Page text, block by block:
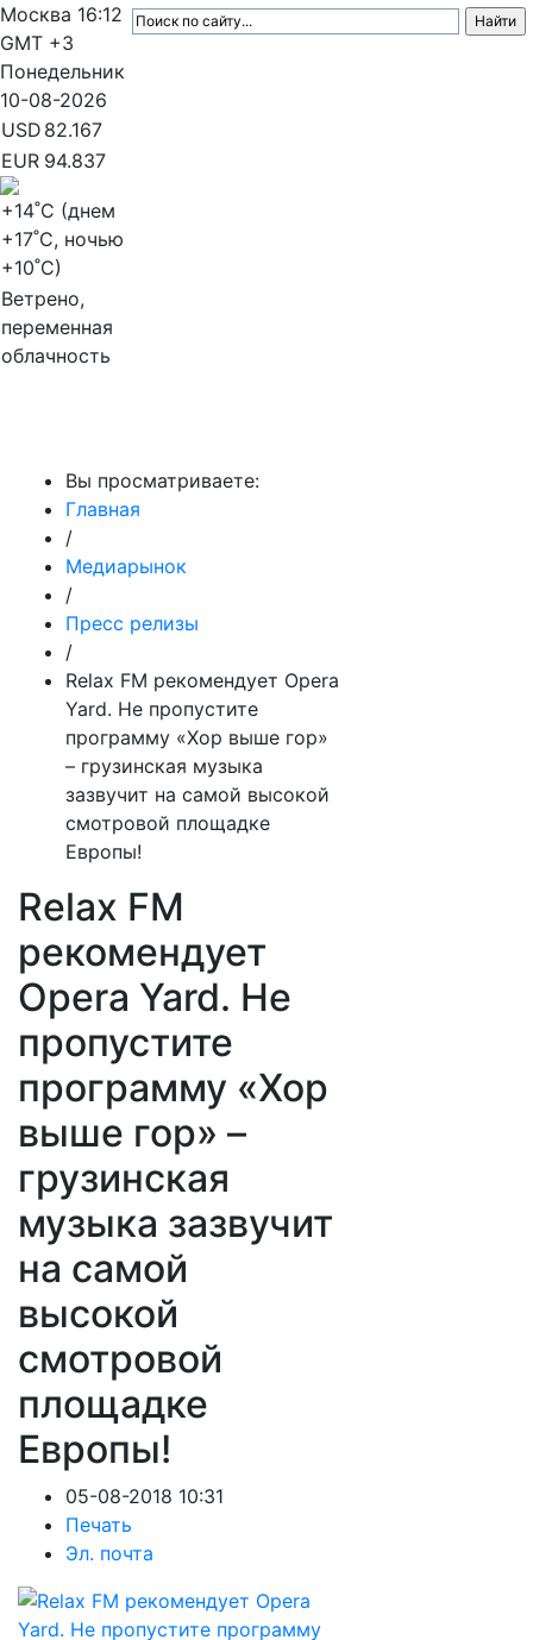
Москва 16:12
GMT +3
Понедельник
10-08-2026
USD 82.167
EUR 94.837
+14˚C (днем
+17˚C, ночью
+10˚C)
Ветрено,
переменная
облачность
Вы просматриваете:
Главная
/
Медиарынок
/
Пресс релизы
/
Relax FM рекомендует Opera
Yard. Не пропустите
программу «Хор выше гор»
– грузинская музыка
зазвучит на самой высокой
смотровой площадке
Европы!
Relax FM
рекомендует
Opera Yard. Не
пропустите
программу «Хор
выше гор» –
грузинская
музыка зазвучит
на самой
высокой
смотровой
площадке
Европы!
05-08-2018 10:31
Печать
Эл. почта